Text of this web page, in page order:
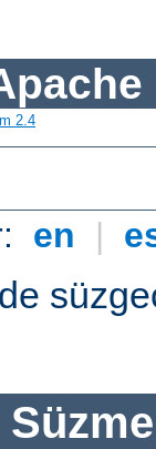
2.4
en |